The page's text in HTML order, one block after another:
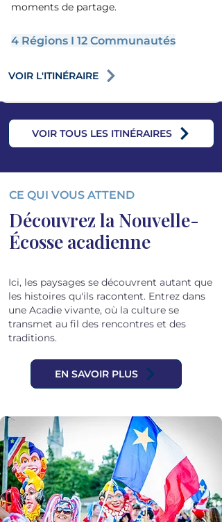
moments de partage.
4 Régions I 12 Communautés
VOIR L'ITINÉRAIRE
VOIR TOUS LES ITINÉRAIRES
CE QUI VOUS ATTEND
Découvrez la Nouvelle-
Écosse acadienne
Ici, les paysages se découvrent autant que
les histoires qu'ils racontent. Entrez dans
une Acadie vivante, où la culture se
transmet au fil des rencontres et des
traditions.
EN SAVOIR PLUS